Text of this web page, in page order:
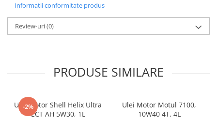
recomandat în mod deosebit pentru motoarele JTD sau common
rail, în care rotatiile pe minut și puterea specifică a motoarelor
sunt imbunatatite. Înlocuirea trebuie să fie indicată de Fiat.
Informatii conformitate produs
Review-uri(0)
PRODUSE SIMILARE
-2%
Ulei motor Shell Helix Ultra
ECT AH 5W30, 1L
Ulei Motor Motul 7100,
10W40 4T, 4L